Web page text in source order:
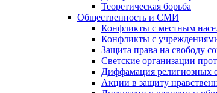
Теоретическая борьба
Общественность и СМИ
Конфликты с местным
Конфликты с
Защита права на свободу
Светские организации
Диффамация религиозных
Акции в защиту